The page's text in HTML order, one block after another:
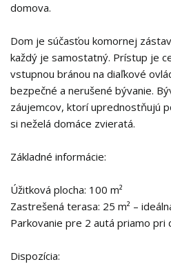
domova.
Dom je súčasťou komornej
každý je samostatný. Prístup je
vstupnou bránou na diaľkové
bezpečné a nerušené bývanie.
záujemcov, ktorí uprednostňujú
si neželá domáce zvieratá.
Základné informácie:
Úžitková plocha: 100 m²
Zastrešená terasa: 25 m² –
Parkovanie pre 2 autá priamo pri
Dispozícia: